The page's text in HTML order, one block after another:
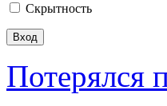
Скрытность
Потерялся